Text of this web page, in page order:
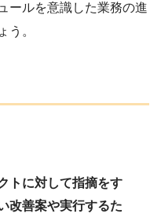
ールを意識した業務の進
う。
トに対して指摘をす
改善案や実行するた